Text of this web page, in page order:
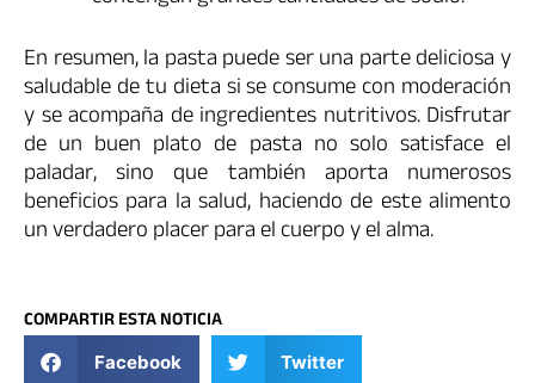
En resumen, la pasta puede ser una parte deliciosa y
saludable de tu dieta si se consume con moderación
y se acompaña de ingredientes nutritivos. Disfrutar
de un buen plato de pasta no solo satisface el
paladar, sino que también aporta numerosos
beneficios para la salud, haciendo de este alimento
un verdadero placer para el cuerpo y el alma.
COMPARTIR ESTA NOTICIA
Facebook Twitter